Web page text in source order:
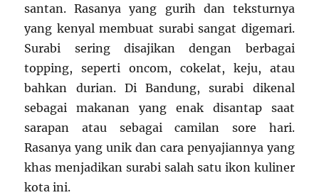
santan. Rasanya yang gurih dan teksturnya
yang kenyal membuat surabi sangat digemari.
Surabi sering disajikan dengan berbagai
topping, seperti oncom, cokelat, keju, atau
bahkan durian. Di Bandung, surabi dikenal
sebagai makanan yang enak disantap saat
sarapan atau sebagai camilan sore hari.
Rasanya yang unik dan cara penyajiannya yang
khas menjadikan surabi salah satu ikon kuliner
kota ini.